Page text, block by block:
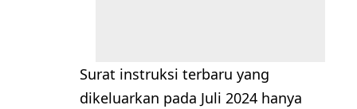
Surat instruksi terbaru yang
dikeluarkan pada Juli 2024 hanya